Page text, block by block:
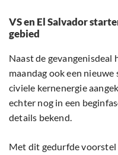
VS en El Salvador
gebied
Naast de gevangenisdeal
maandag ook een
civiele kernenergie
echter nog in een
details bekend.
Met dit gedurfde voorstel